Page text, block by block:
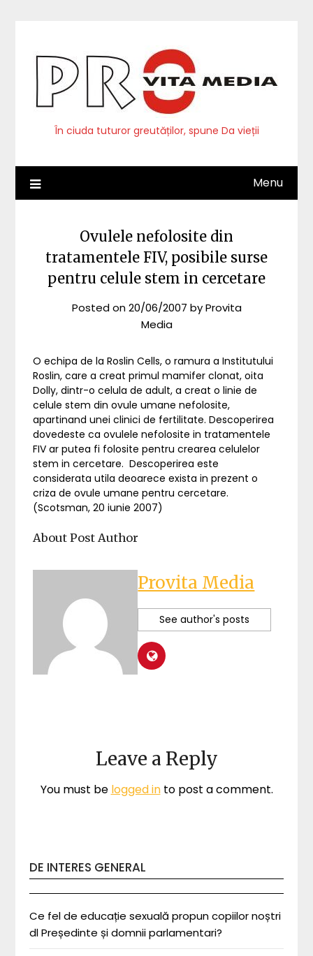
În ciuda tuturor greutăților, spune Da vieții
Menu
Ovulele nefolosite din
tratamentele FIV, posibile surse
pentru celule stem in cercetare
Posted on20/06/2007 byProvita
Media
O echipa de la Roslin Cells, o ramura a Institutului
Roslin, care a creat primul mamifer clonat, oita
Dolly, dintr-o celula de adult, a creat o linie de
celule stem din ovule umane nefolosite,
apartinand unei clinici de fertilitate. Descoperirea
dovedeste ca ovulele nefolosite in tratamentele
FIV ar putea fi folosite pentru crearea celulelor
stem in cercetare. Descoperirea este
considerata utila deoarece exista in prezent o
criza de ovule umane pentru cercetare.
(Scotsman, 20 iunie 2007)
About Post Author
Provita Media
See author's posts
Leave a Reply
You must be logged into post a comment.
DE INTERES GENERAL
Ce fel de educație sexuală propun copiilor noștri
dl Președinte și domnii parlamentari?